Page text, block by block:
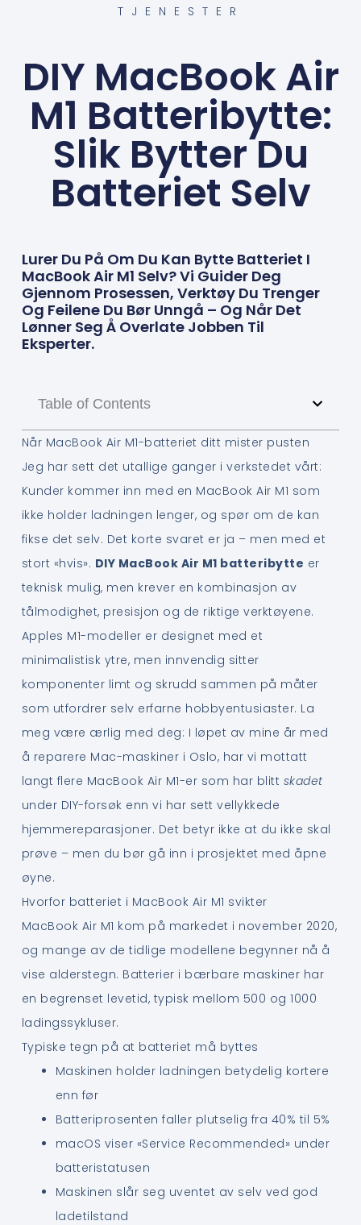
TJENESTER
DIY MacBook Air
M1 Batteribytte:
Slik Bytter Du
Batteriet Selv
Lurer Du På Om Du Kan Bytte Batteriet I
MacBook Air M1 Selv? Vi Guider Deg
Gjennom Prosessen, Verktøy Du Trenger
Og Feilene Du Bør Unngå – Og Når Det
Lønner Seg Å Overlate Jobben Til
Eksperter.
Table of Contents
Når MacBook Air M1-batteriet ditt mister pusten
Jeg har sett det utallige ganger i verkstedet vårt:
Kunder kommer inn med en MacBook Air M1 som
ikke holder ladningen lenger, og spør om de kan
fikse det selv. Det korte svaret er ja – men med et
stort «hvis». DIY MacBook Air M1 batteribytte er
teknisk mulig, men krever en kombinasjon av
tålmodighet, presisjon og de riktige verktøyene.
Apples M1-modeller er designet med et
minimalistisk ytre, men innvendig sitter
komponenter limt og skrudd sammen på måter
som utfordrer selv erfarne hobbyentusiaster. La
meg være ærlig med deg: I løpet av mine år med
å reparere Mac-maskiner i Oslo, har vi mottatt
langt flere MacBook Air M1-er som har blitt skadet
under DIY-forsøk enn vi har sett vellykkede
hjemmereparasjoner. Det betyr ikke at du ikke skal
prøve – men du bør gå inn i prosjektet med åpne
øyne.
Hvorfor batteriet i MacBook Air M1 svikter
MacBook Air M1 kom på markedet i november 2020,
og mange av de tidlige modellene begynner nå å
vise alderstegn. Batterier i bærbare maskiner har
en begrenset levetid, typisk mellom 500 og 1000
ladingssykluser.
Typiske tegn på at batteriet må byttes
Maskinen holder ladningen betydelig kortere
enn før
Batteriprosenten faller plutselig fra 40% til 5%
macOS viser «Service Recommended» under
batteristatusen
Maskinen slår seg uventet av selv ved god
ladetilstand